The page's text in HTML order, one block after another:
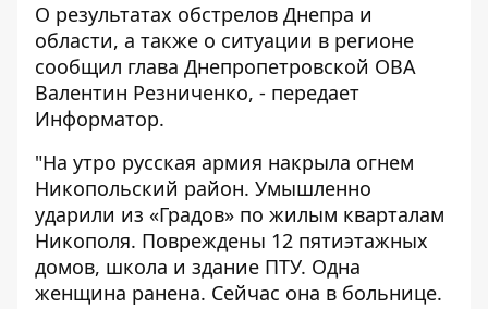
О результатах обстрелов Днепра и
области, а также о ситуации в регионе
сообщил глава Днепропетровской ОВА
Валентин Резниченко, - передает
Информатор.
"На утро русская армия накрыла огнем
Никопольский район. Умышленно
ударили из «Градов» по жилым кварталам
Никополя. Повреждены 12 пятиэтажных
домов, школа и здание ПТУ. Одна
женщина ранена. Сейчас она в больнице.